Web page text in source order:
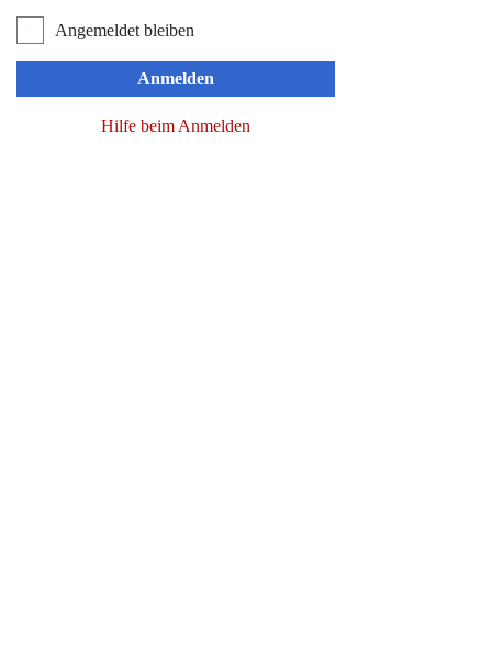
Angemeldet bleiben
Anmelden
Hilfe beim Anmelden